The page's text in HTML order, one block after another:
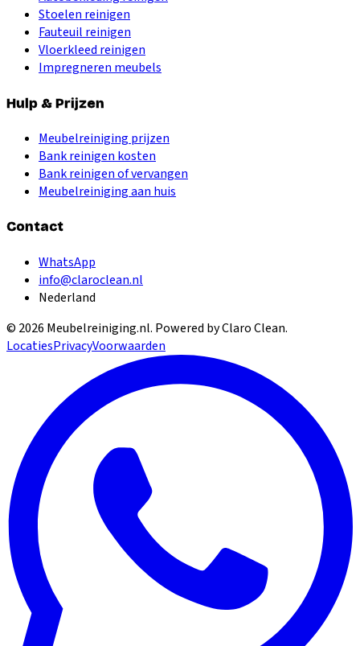
Stoelen reinigen
Fauteuil reinigen
Vloerkleed reinigen
Impregneren meubels
Hulp & Prijzen
Meubelreiniging prijzen
Bank reinigen kosten
Bank reinigen of vervangen
Meubelreiniging aan huis
Contact
WhatsApp
info@claroclean.nl
Nederland
© 2026 Meubelreiniging.nl. Powered by Claro Clean.
LocatiesPrivacyVoorwaarden